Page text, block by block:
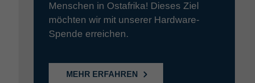
Menschen in Ostafrika! Dieses Ziel
möchten wir mit unserer Hardware-
Spende erreichen.
MEHR ERFAHREN